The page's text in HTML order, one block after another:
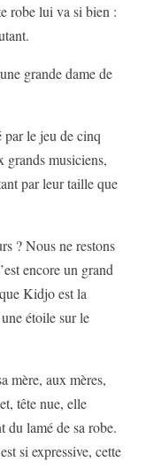
robe lui va si bien :
grande dame de
par le jeu de cinq
grands musiciens,
par leur taille que
? Nous ne restons
encore un grand
Kidjo est la
étoile sur le
mère, aux mères,
tête nue, elle
du lamé de sa robe.
si expressive, cette